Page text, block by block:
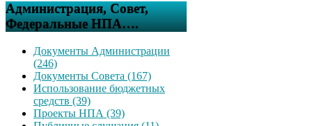
Администрация, Совет,
Федеральные НПА….
Документы Администрации
(246)
Документы Совета (167)
Использование бюджетных
средств (39)
Проекты НПА (39)